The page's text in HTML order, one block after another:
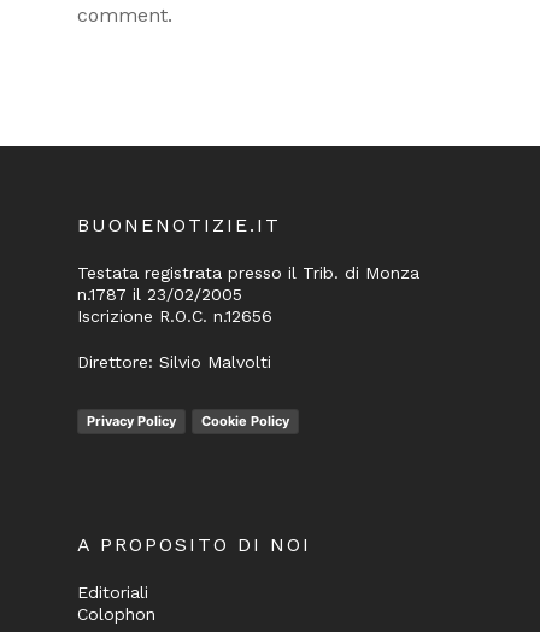
comment.
BUONENOTIZIE.IT
Testata registrata presso il Trib. di Monza
n.1787 il 23/02/2005
Iscrizione R.O.C. n.12656
Direttore: Silvio Malvolti
Privacy Policy Cookie Policy
A PROPOSITO DI NOI
Editoriali
Colophon